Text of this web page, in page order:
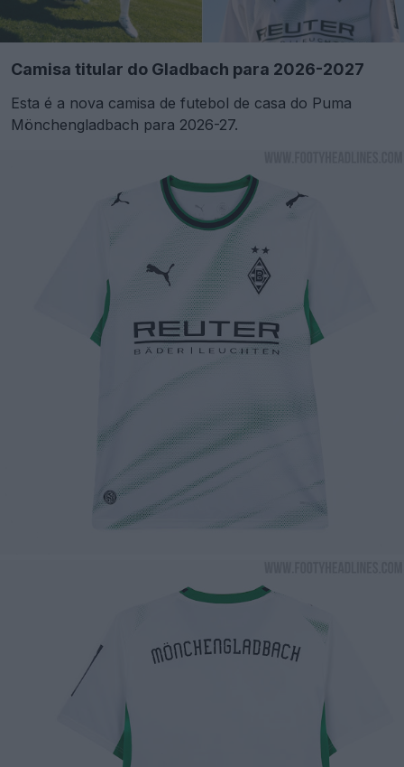
Camisa titular do Gladbach para 2026-2027
Esta é a nova camisa de futebol de casa do Puma
Mönchengladbach para 2026-27.